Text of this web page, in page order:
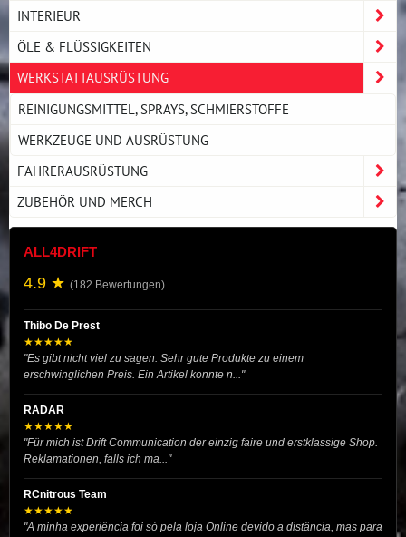
INTERIEUR
ÖLE & FLÜSSIGKEITEN
WERKSTATTAUSRÜSTUNG
REINIGUNGSMITTEL, SPRAYS, SCHMIERSTOFFE
WERKZEUGE UND AUSRÜSTUNG
FAHRERAUSRÜSTUNG
ZUBEHÖR UND MERCH
ALL4DRIFT
4.9 ★ (182 Bewertungen)
Thibo De Prest
★★★★★
"Es gibt nicht viel zu sagen. Sehr gute Produkte zu einem
erschwinglichen Preis. Ein Artikel konnte n..."
RADAR
★★★★★
"Für mich ist Drift Communication der einzig faire und erstklassige Shop.
Reklamationen, falls ich ma..."
RCnitrous Team
★★★★★
"A minha experiência foi só pela loja Online devido a distância, mas para